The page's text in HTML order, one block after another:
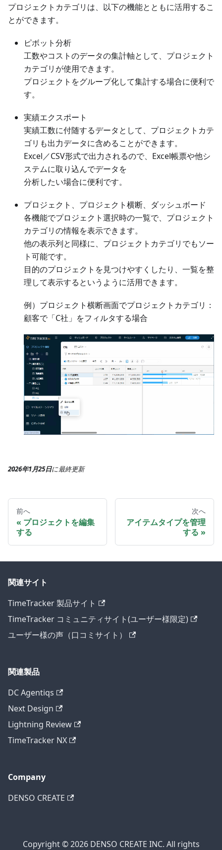
プロジェクトカテゴリは、以下の機能とともに活用するこ
とができます。
ピボット分析
工数やコストのデータの集計軸として、プロジェクト
カテゴリが使用できます。
プロジェクトをグループ化して集計する場合に便利で
す。
実績エクスポート
実績工数に付随するデータとして、プロジェクトカテ
ゴリも出力データに含めることができます。
Excel／CSV形式で出力されるので、Excel帳票や他シ
ステムに取り込んでデータを
分析したい場合に便利です。
プロジェクト、プロジェクト横断、ダッシュボード
各機能でプロジェクト選択時の一覧で、プロジェクト
カテゴリの情報を表示できます。
他の表示列と同様に、プロジェクトカテゴリでもソー
ト可能です。
目的のプロジェクトを見つけやすくしたり、一覧を整
理して表示するというように活用できます。
例）プロジェクト横断画面でプロジェクトカテゴリ：
顧客で「C社」をフィルタする場合
2026年1月25日に最終更新
前へ
プロジェクトを編集
する
次へ
アイテムタイプを管理
する
関連サイト
TimeTracker 製品サイト
TimeTracker コミュニティサイト(ユーザー様限定)
ユーザー様の声（口コミサイト）
関連製品
DC Agentiqs
Next Design
Lightning Review
TimeTracker NX
Company
DENSO CREATE
Copyright © 2026 DENSO CREATE INC. All rights